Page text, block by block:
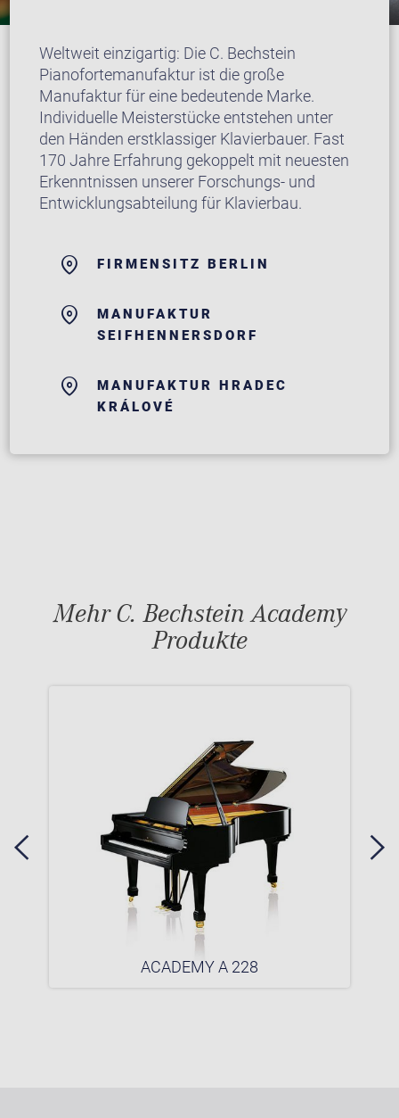
Weltweit einzigartig: Die C. Bechstein
Pianofortemanufaktur ist die große
Manufaktur für eine bedeutende Marke.
Individuelle Meisterstücke entstehen unter
den Händen erstklassiger Klavierbauer. Fast
170 Jahre Erfahrung gekoppelt mit neuesten
Erkenntnissen unserer Forschungs- und
Entwicklungsabteilung für Klavierbau.
FIRMENSITZ BERLIN
MANUFAKTUR
SEIFHENNERSDORF
MANUFAKTUR HRADEC
KRÁLOVÉ
Mehr C. Bechstein Academy
Produkte
ACADEMY A 228